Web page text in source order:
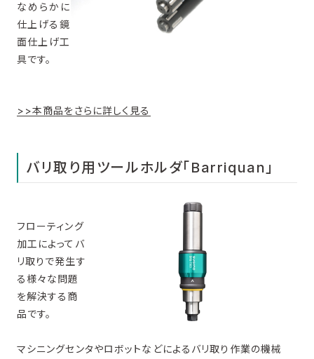
なめらかに
仕上げる鏡
面仕上げ工
具です。
>>本商品をさらに詳しく見る
バリ取り用ツールホルダ「Barriquan」
フローティング
加工によってバ
リ取りで発生す
る様々な問題
を解決する商
品です。
マシニングセンタやロボットなどによるバリ取り作業の機械